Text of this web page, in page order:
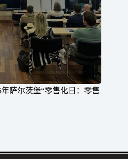
萨尔茨堡“零售化日：零售